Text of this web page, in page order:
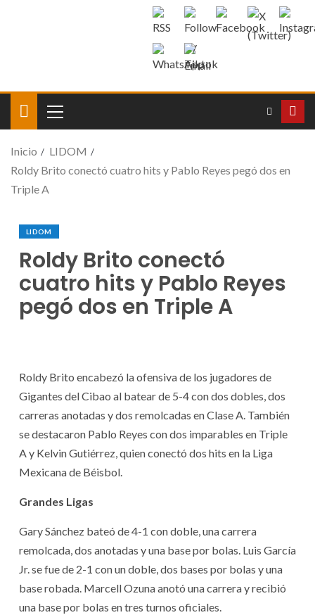
Inicio
LIDOM
Roldy Brito conectó cuatro hits y Pablo Reyes pegó dos en
Triple A
LIDOM
Roldy Brito conectó
cuatro hits y Pablo Reyes
pegó dos en Triple A
Roldy Brito encabezó la ofensiva de los jugadores de
Gigantes del Cibao al batear de 5-4 con dos dobles, dos
carreras anotadas y dos remolcadas en Clase A. También
se destacaron Pablo Reyes con dos imparables en Triple
A y Kelvin Gutiérrez, quien conectó dos hits en la Liga
Mexicana de Béisbol.
Grandes Ligas
Gary Sánchez bateó de 4-1 con doble, una carrera
remolcada, dos anotadas y una base por bolas. Luis García
Jr. se fue de 2-1 con un doble, dos bases por bolas y una
base robada. Marcell Ozuna anotó una carrera y recibió
una base por bolas en tres turnos oficiales.